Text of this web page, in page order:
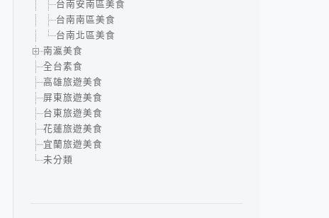
台南安南區美食
台南南區美食
台南北區美食
南瀛美食
全台素食
高雄旅遊美食
屏東旅遊美食
台東旅遊美食
花蓮旅遊美食
宜蘭旅遊美食
未分類